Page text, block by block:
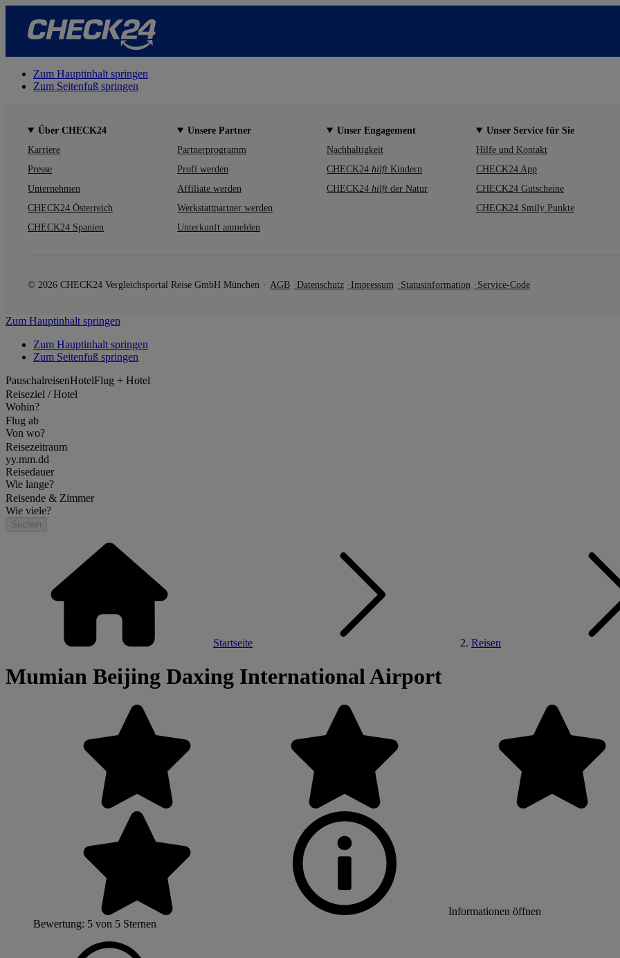
Zum Hauptinhalt springen
Zum Seitenfuß springen
Über CHECK24
Karriere
Presse
Unternehmen
CHECK24 Österreich
CHECK24 Spanien
Unsere Partner
Partnerprogramm
Profi werden
Affiliate werden
Werkstattpartner werden
Unterkunft anmelden
Unser Engagement
Nachhaltigkeit
CHECK24 hilft Kindern
CHECK24 hilft der Natur
Unser Service für Sie
Hilfe und Kontakt
CHECK24 App
CHECK24 Gutscheine
CHECK24 Smily Punkte
© 2026 CHECK24 Vergleichsportal Reise GmbH München AGB Datenschutz Impressum Statusinformation Service-Code
Zum Hauptinhalt springen
Zum Hauptinhalt springen
Zum Seitenfuß springen
PauschalreisenHotelFlug + Hotel
Reiseziel / Hotel
Wohin?
Flug ab
Von wo?
Reisezeitraum
yy.mm.dd
Reisedauer
Wie lange?
Reisende & Zimmer
Wie viele?
Suchen
Startseite Reisen
Mumian Beijing Daxing International Airport
Informationen öffnen
Bewertung: 5 von 5 Sternen